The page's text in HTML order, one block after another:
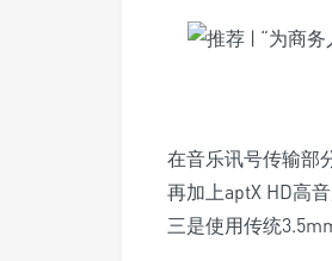
在音乐讯号传输部
再加上aptX HD高
三是使用传统